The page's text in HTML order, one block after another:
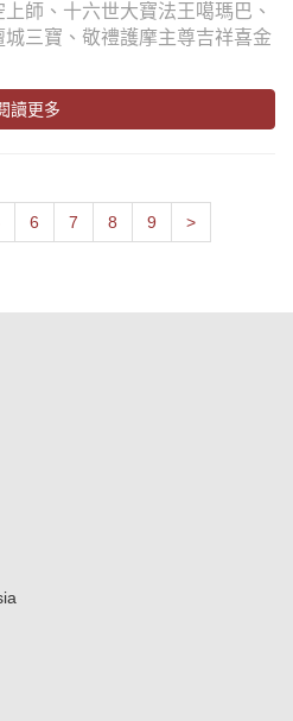
師、十六世大寶法王噶瑪巴、
三寶、敬禮護摩主尊吉祥喜金
讀更多
6 7 8 9 >Previous